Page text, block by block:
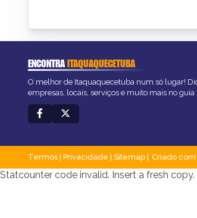
ENCONTRAITAQUAQUECETUBA
O melhor de Itaquaquecetuba num só lugar!
empresas, locais, serviços e muito mais no
Termos Privacidade Sitemap Criado
Statcounter code invalid. Insert a fresh copy.